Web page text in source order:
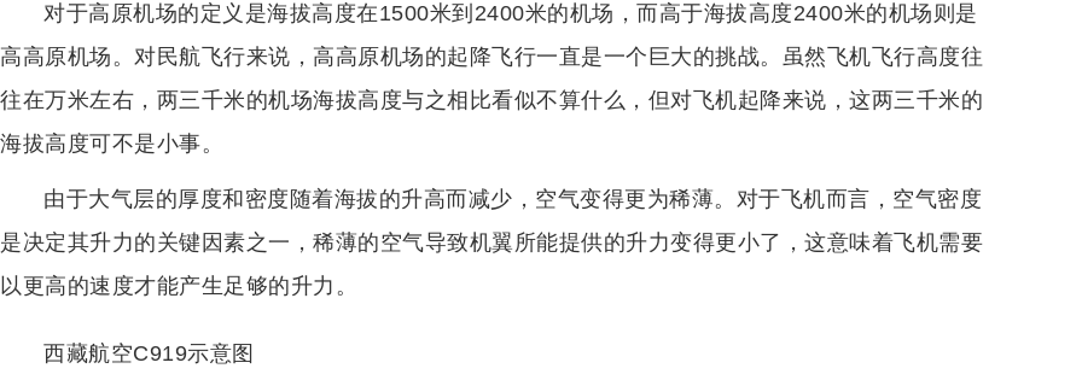
对于高原机场的定义是海拔高度在1500米到2400米的机场，而高于海拔高度2400米的机场则是
高高原机场。对民航飞行来说，高高原机场的起降飞行一直是一个巨大的挑战。虽然飞机飞行高度往
往在万米左右，两三千米的机场海拔高度与之相比看似不算什么，但对飞机起降来说，这两三千米的
海拔高度可不是小事。
由于大气层的厚度和密度随着海拔的升高而减少，空气变得更为稀薄。对于飞机而言，空气密度
是决定其升力的关键因素之一，稀薄的空气导致机翼所能提供的升力变得更小了，这意味着飞机需要
以更高的速度才能产生足够的升力。
西藏航空C919示意图